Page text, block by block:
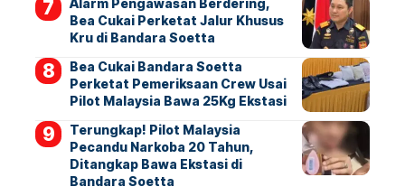
Alarm Pengawasan Berdering,
Bea Cukai Perketat Jalur Khusus
Kru di Bandara Soetta
Bea Cukai Bandara Soetta
Perketat Pemeriksaan Crew Usai
Pilot Malaysia Bawa 25Kg Ekstasi
Terungkap! Pilot Malaysia
Pecandu Narkoba 20 Tahun,
Ditangkap Bawa Ekstasi di
Bandara Soetta